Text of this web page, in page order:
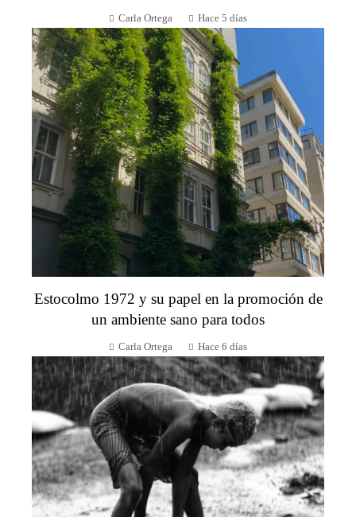
Carla Ortega Hace 5 días
Estocolmo 1972 y su papel en la promoción de
un ambiente sano para todos
Carla Ortega Hace 6 días